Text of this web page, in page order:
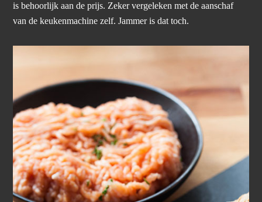
is behoorlijk aan de prijs. Zeker vergeleken met de aanschaf
van de keukenmachine zelf. Jammer is dat toch.